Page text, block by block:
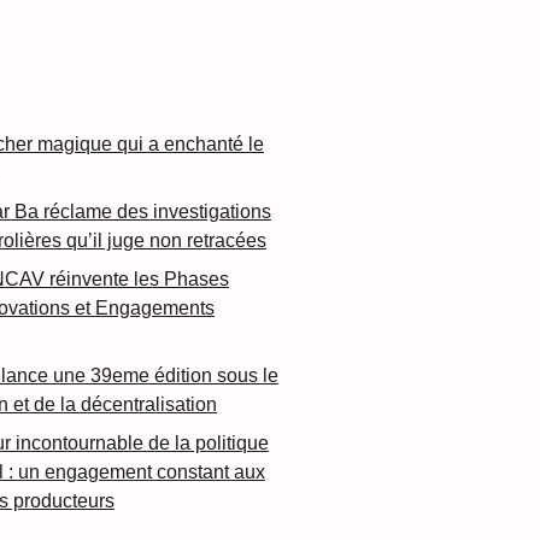
magique qui a enchanté le
Ba réclame des investigations
qu’il juge non retracées
réinvente les Phases
et Engagements
une 39eme édition sous le
et de la décentralisation
incontournable de la politique
un engagement constant aux
producteurs